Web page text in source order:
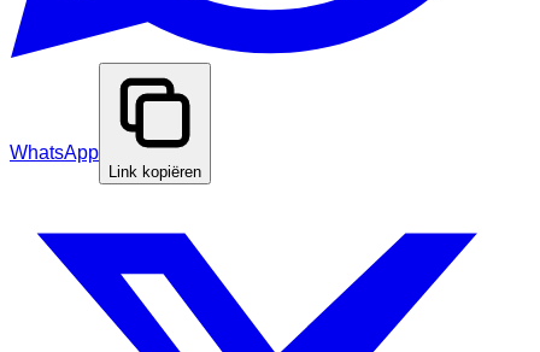
WhatsApp
Link kopiëren